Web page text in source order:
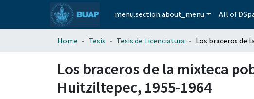
menu.section.about_menu All of
Home Tesis Tesis de Licenciatura
Los braceros de la mixteca
Huitziltepec, 1955-1964